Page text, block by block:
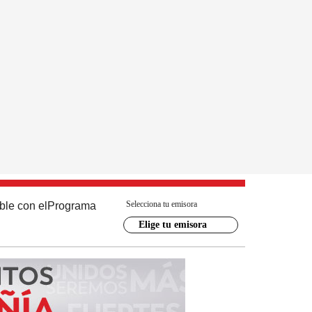
con el Programa Selecciona tu emisora
Elige tu emisora